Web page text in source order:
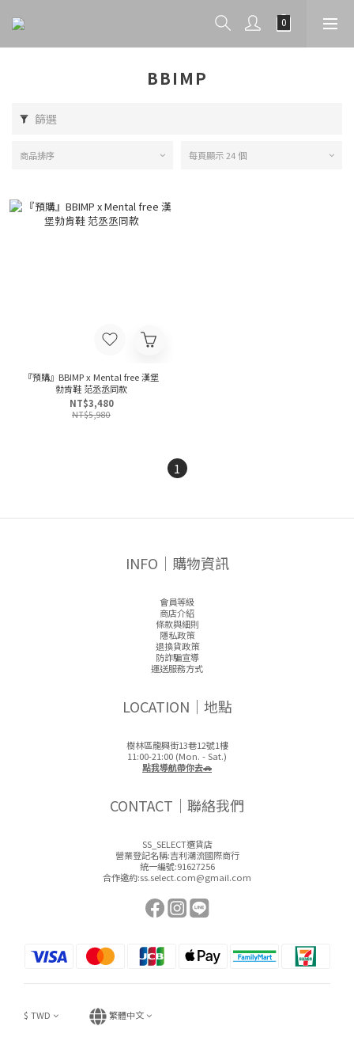
BBIMP
篩選
商品排序 每頁顯示 24 個
『預購』BBIMP x Mental free 漢堡
勃肯鞋 范丞丞同款
NT$3,480
NT$5,980
1
INFO｜購物資訊
會員等級
商店介紹
條款與細則
隱私政策
退換貨政策
防詐騙宣導
運送服務方式
LOCATION｜地點
樹林區龍興街13巷12號1樓
11:00-21:00 (Mon. - Sat.)
點我導航帶你去🚗
CONTACT｜聯絡我們
SS_SELECT選貨店
營業登記名稱:吉利潮流國際商行
統一編號:91627256
合作邀約:ss.select.com@gmail.com
$ TWD 繁體中文